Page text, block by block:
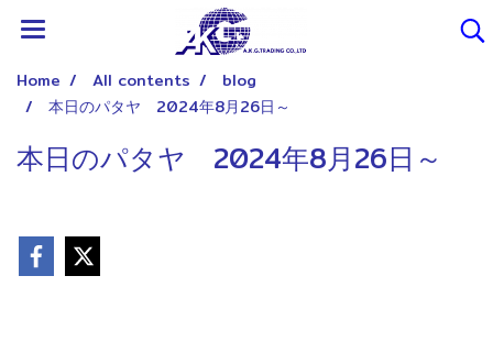
Home All contents
blog
本日のパタヤ 2024年8月26日～
本日のパタヤ 2024年8月26日～